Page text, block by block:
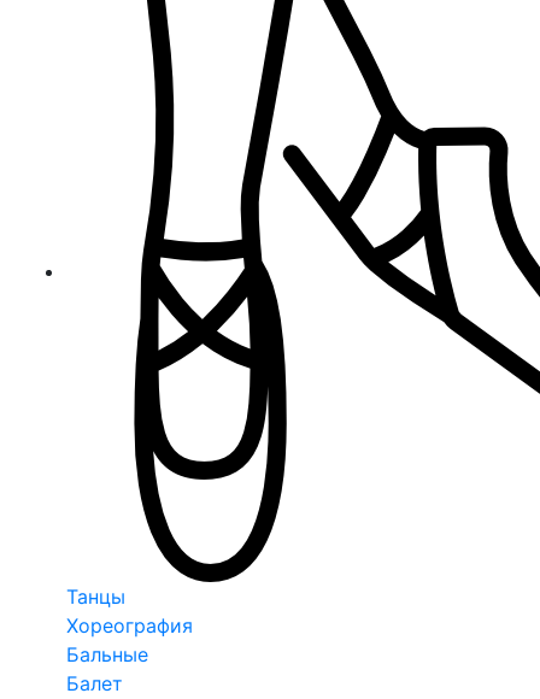
Танцы
Хореография
Бальные
Балет